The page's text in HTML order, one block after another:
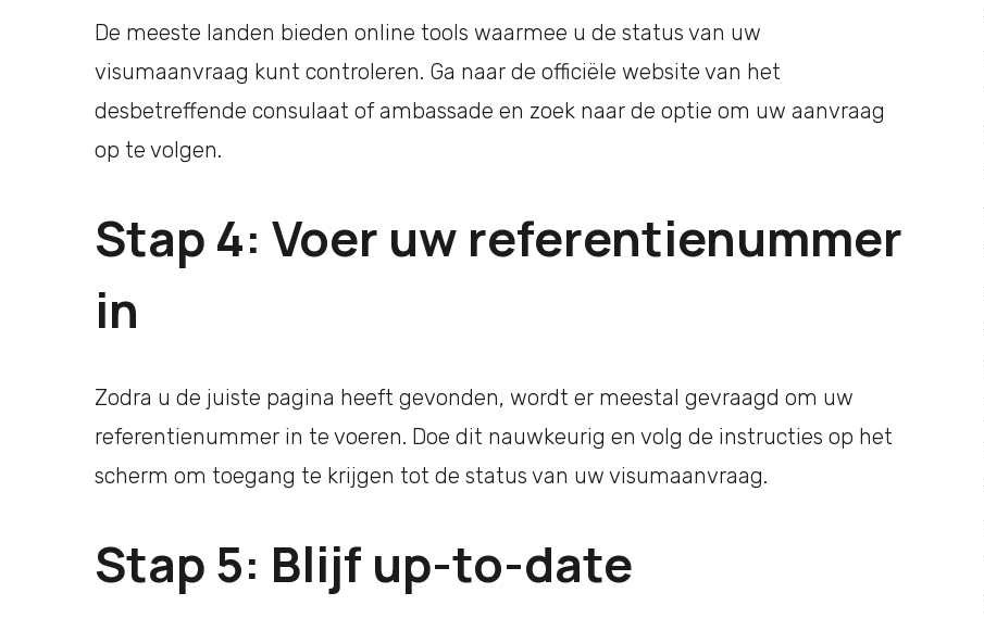
De meeste landen bieden online tools waarmee u de status van uw
visumaanvraag kunt controleren. Ga naar de officiële website van het
desbetreffende consulaat of ambassade en zoek naar de optie om uw aanvraag
op te volgen.
Stap 4: Voer uw referentienummer
in
Zodra u de juiste pagina heeft gevonden, wordt er meestal gevraagd om uw
referentienummer in te voeren. Doe dit nauwkeurig en volg de instructies op het
scherm om toegang te krijgen tot de status van uw visumaanvraag.
Stap 5: Blijf up-to-date